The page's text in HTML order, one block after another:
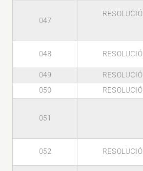
047
048
049
050
051
052